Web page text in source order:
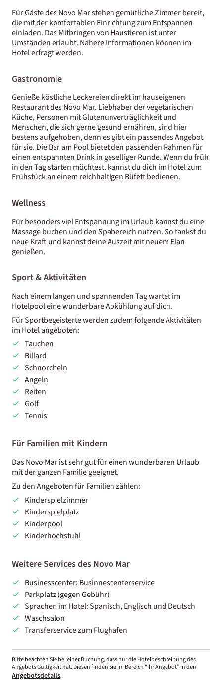
Für Gäste des Novo Mar stehen gemütliche Zimmer bereit,
die mit der komfortablen Einrichtung zum Entspannen
einladen. Das Mitbringen von Haustieren ist unter
Umständen erlaubt. Nähere Informationen können im
Hotel erfragt werden.
Gastronomie
Genieße köstliche Leckereien direkt im hauseigenen
Restaurant des Novo Mar. Liebhaber der vegetarischen
Küche, Personen mit Glutenunverträglichkeit und
Menschen, die sich gerne gesund ernähren, sind hier
bestens aufgehoben, denn es gibt ein passendes Angebot
für sie. Die Bar am Pool bietet den passenden Rahmen für
einen entspannten Drink in geselliger Runde. Wenn du früh
in den Tag starten möchtest, kannst du dich im Hotel zum
Frühstück an einem reichhaltigen Büfett bedienen.
Wellness
Für besonders viel Entspannung im Urlaub kannst du eine
Massage buchen und den Spabereich nutzen. So tankst du
neue Kraft und kannst deine Auszeit mit neuem Elan
genießen.
Sport & Aktivitäten
Nach einem langen und spannenden Tag wartet im
Hotelpool eine wunderbare Abkühlung auf dich.
Für Sportbegeisterte werden zudem folgende Aktivitäten
im Hotel angeboten:
Tauchen
Billard
Schnorcheln
Angeln
Reiten
Golf
Tennis
Für Familien mit Kindern
Das Novo Mar ist sehr gut für einen wunderbaren Urlaub
mit der ganzen Familie geeignet.
Zu den Angeboten für Familien zählen:
Kinderspielzimmer
Kinderspielplatz
Kinderpool
Kinderhochstuhl
Weitere Services des Novo Mar
Businesscenter: Businnescenterservice
Parkplatz (gegen Gebühr)
Sprachen im Hotel: Spanisch, Englisch und Deutsch
Waschsalon
Transferservice zum Flughafen
Bitte beachten Sie bei einer Buchung, dass nur die Hotelbeschreibung des
Angebots Gültigkeit hat. Diesen finden Sie im Bereich “Ihr Angebot” in den
Angebotsdetails.